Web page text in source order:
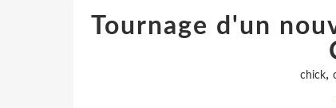
Tournage d'un
chick,